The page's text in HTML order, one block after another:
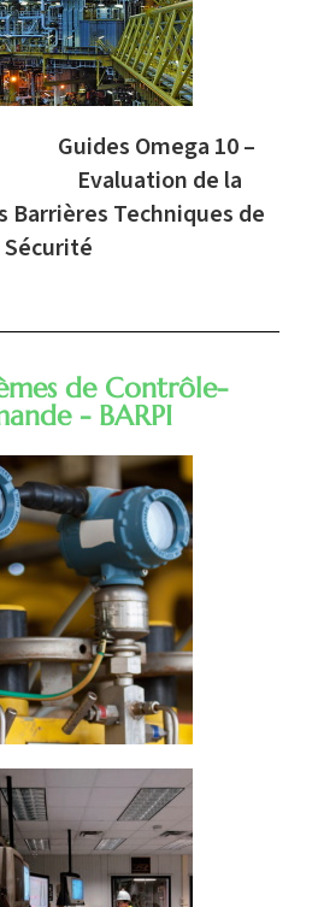
Guides Omega 10 –
Evaluation de la
Barrières Techniques de
Sécurité
de Contrôle-
- BARPI